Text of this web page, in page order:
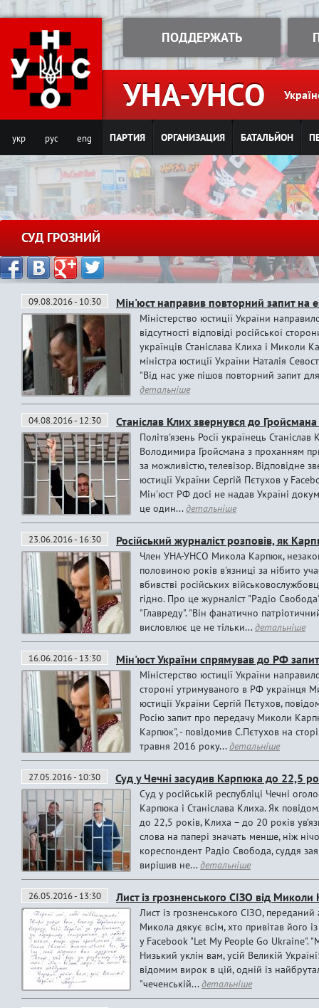
Jump to navigation
УНА-УНСО
ПОДДЕРЖАТЬ
укр рус eng ПАРТИЯ ОРГАНИЗАЦИЯ БАТАЛЬЙОН
СУД ГРОЗНИЙ
09.08.2016 - 10:30 Мін'юст направив повторний запит на
Міністерство юстиції України
відсутності відповіді російської
українців Станіслава Клиха і Миколи
міністра юстиції України Наталія
"Від нас уже пішов повторний запит
детальніше
04.08.2016 - 12:30 Станіслав Клих звернувся до
Політв'язень Росії українець
Володимира Гройсмана з проханням
за можливістю, телевізор. Відповідне
юстиції України Сергій Пєтухов у
Мін'юст РФ досі не надав Україні
це один...детальніше
23.06.2016 - 16:30 Російський журналіст розповів, як
Член УНА-УНСО Микола Карпюк,
половиною років в'язниці за нібито
вбивстві російських
гідно. Про це журналіст "Радіо
"Главреду". "Він фанатично
висловлює це не тільки...детальніше
16.06.2016 - 13:30 Мін'юст України спрямував до РФ
Міністерство юстиції України
стороні утримуваного в РФ українця
юстиції України Сергій Пєтухов,
Росію запит про передачу Миколи
Карпюк", - повідомив С.Пєтухов на
травня 2016 року...детальніше
27.05.2016 - 10:30 Суд у Чечні засудив Карпюка до 22,5
Суд у російській республіці Чечні
Карпюка і Станіслава Клиха. Як
до 22,5 років, Клиха – до 20 років
слова на папері значать менше, ніж
кореспондент Радіо Свобода, суддя
вирішив не...детальніше
26.05.2016 - 13:30 Лист із грозненського СІЗО від
Лист із грозненського СІЗО,
Микола дякує всім, хто привітав його
у Facebook "Let My People Go Ukraine".
Низький уклін вам, усій Великій
відомим вирок в цій, одній із
"чеченській...детальніше